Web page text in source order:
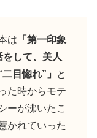
は 「第一印象
して、美人
目惚れ”」
と
た時からモテ
ーが沸いたこ
かれていった